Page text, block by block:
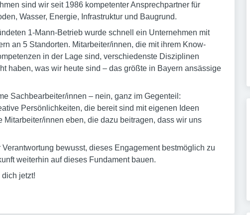
sind wir seit 1986 kompetenter Ansprechpartner für
Wasser, Energie, Infrastruktur und Baugrund.
1-Mann-Betrieb wurde schnell ein Unternehmen mit
an 5 Standorten. Mitarbeiter/innen, die mit ihrem Know-
in der Lage sind, verschiedenste Disziplinen
haben, was wir heute sind – das größte in Bayern ansässige
Sachbearbeiter/innen – nein, ganz im Gegenteil:
Persönlichkeiten, die bereit sind mit eigenen Ideen
Mitarbeiter/innen eben, die dazu beitragen, dass wir uns
bewusst, dieses Engagement bestmöglich zu
weiterhin auf dieses Fundament bauen.
jetzt!